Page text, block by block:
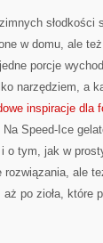
słodkości
w domu, ale
porcje
narzędziem, a
inspiracje dla
Speed-Ice
o tym, jak w
rozwiązania, ale
po zioła, które